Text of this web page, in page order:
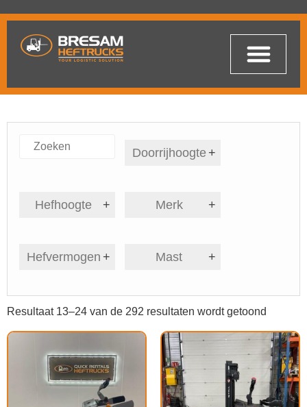
Doorrijhoogte +
Hefhoogte + Merk +
Hefvermogen + Mast +
Resultaat 13–24 van de 292 resultaten wordt getoond